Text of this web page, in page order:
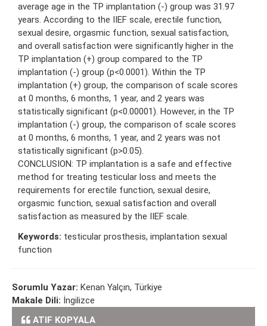
average age in the TP implantation (-) group was 31.97
years. According to the IIEF scale, erectile function,
sexual desire, orgasmic function, sexual satisfaction,
and overall satisfaction were significantly higher in the
TP implantation (+) group compared to the TP
implantation (-) group (p<0.0001). Within the TP
implantation (+) group, the comparison of scale scores
at 0 months, 6 months, 1 year, and 2 years was
statistically significant (p<0.00001). However, in the TP
implantation (-) group, the comparison of scale scores
at 0 months, 6 months, 1 year, and 2 years was not
statistically significant (p>0.05).
CONCLUSION: TP implantation is a safe and effective
method for treating testicular loss and meets the
requirements for erectile function, sexual desire,
orgasmic function, sexual satisfaction and overall
satisfaction as measured by the IIEF scale.
Keywords: testicular prosthesis, implantation sexual
function
Sorumlu Yazar: Kenan Yalçın, Türkiye
Makale Dili: İngilizce
ATIF KOPYALA